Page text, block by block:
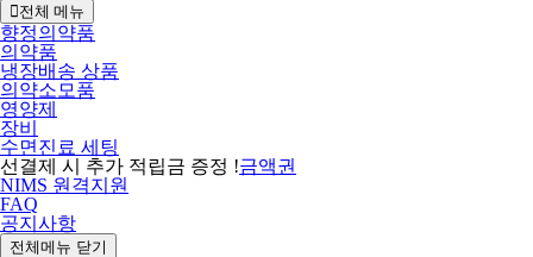
전체 메뉴
향정의약품
의약품
냉장배송 상품
의약소모품
영양제
장비
수면진료 세팅
선결제 시 추가 적립금 증정 !금액권
NIMS 원격지원
FAQ
공지사항
전체메뉴 닫기